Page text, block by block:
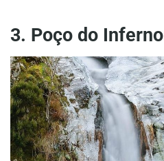
3. Poço do Inferno